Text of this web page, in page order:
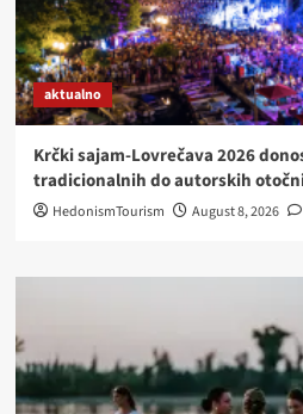
aktualno
Krčki sajam-Lovrečava 2026
tradicionalnih do autorskih
HedonismTourism August 8, 2026